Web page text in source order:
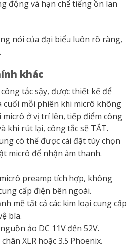
động và hạn chế tiếng ồn lan
nói của đại biểu luôn rõ ràng,
khác
tắc sậy, được thiết kế để
cuối mỗi phiên khi micrô không
micrô ở vị trí lên, tiếp điểm công
khi rút lại, công tắc sẽ TẮT.
có thể được cài đặt tùy chọn
micrô để nhận âm thanh.
preamp tích hợp, không
cấp điện bên ngoài.
mẽ tất cả các kim loại cung cấp
bìa.
ảo DC 11V đến 52V.
XLR hoặc 3.5 Phoenix.